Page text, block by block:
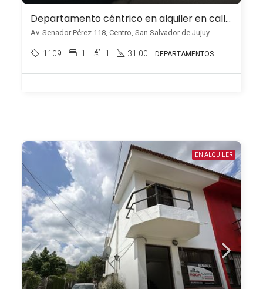
Departamento céntrico en alquiler en calle Senador Perez
Av. Senador Pérez 118, Centro, San Salvador de Jujuy
1109 1 1 31.00 DEPARTAMENTOS
EN ALQUILER